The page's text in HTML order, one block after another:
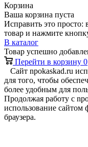
Корзина
Ваша корзина пуста
Исправить это просто:
товар и нажмите
В каталог
Товар успешно
Перейти в корзину 0
Сайт npokaskad.ru
для того, чтобы
более удобным для
Продолжая работу с
использование
браузера.